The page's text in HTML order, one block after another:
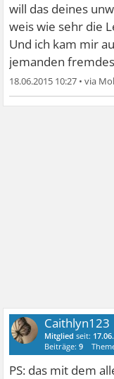
will das deines
weis wie sehr die
Und ich kam mir
jemanden
18.06.2015 10:27 •
Caithlyn123
Mitglied seit:
Beiträge:9
PS: das mit dem